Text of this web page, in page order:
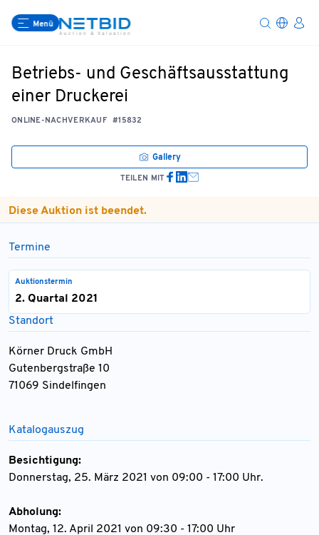
Menü
Betriebs- und Geschäftsausstattung
einer Druckerei
ONLINE-NACHVERKAUF #15832
Gallery
TEILEN MIT
Diese Auktion ist beendet.
Termine
Auktionstermin
2. Quartal 2021
Standort
Körner Druck GmbH
Gutenbergstraße 10
71069 Sindelfingen
Katalogauszug
Besichtigung:
Donnerstag, 25. März 2021 von 09:00 - 17:00 Uhr.
Abholung:
Montag, 12. April 2021 von 09:30 - 17:00 Uhr